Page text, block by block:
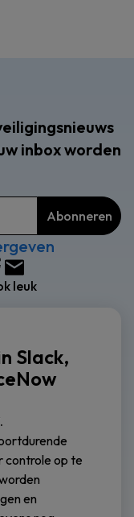
inbox worden
leuk
Slack,
controle op te
en